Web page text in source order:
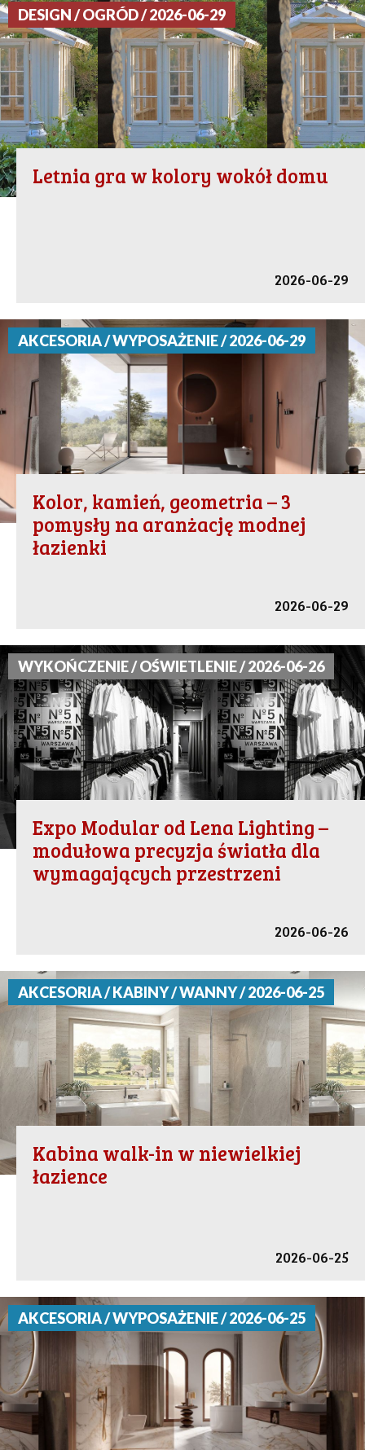
DESIGN / OGRÓD / 2026-06-29
Letnia gra w kolory wokół domu
2026-06-29
AKCESORIA / WYPOSAŻENIE / 2026-06-29
Kolor, kamień, geometria – 3
pomysły na aranżację modnej
łazienki
2026-06-29
WYKOŃCZENIE / OŚWIETLENIE / 2026-06-26
Expo Modular od Lena Lighting –
modułowa precyzja światła dla
wymagających przestrzeni
2026-06-26
AKCESORIA / KABINY / WANNY / 2026-06-25
Kabina walk-in w niewielkiej
łazience
2026-06-25
AKCESORIA / WYPOSAŻENIE / 2026-06-25